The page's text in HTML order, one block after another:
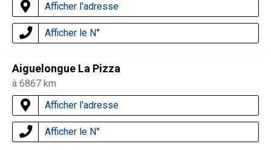
Afficher l'adresse
Afficher le N°
Aiguelongue La Pizza
à 6867 km
Afficher l'adresse
Afficher le N°